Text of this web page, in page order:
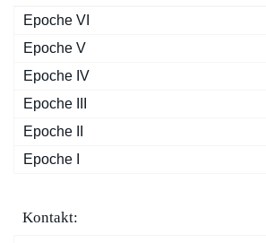
Epoche VI
Epoche V
Epoche IV
Epoche III
Epoche II
Epoche I
Kontakt: